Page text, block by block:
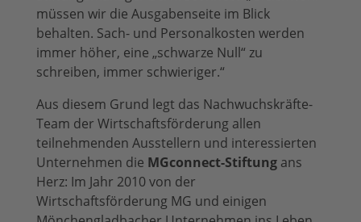
müssen wir die Ausgabenseite im Blick
behalten. Sach- und Personalkosten werden
immer höher, eine „schwarze Null“ zu
schreiben, immer schwieriger.“
Aus diesem Grund legt das Nachwuchskräfte-
Team der Wirtschaftsförderung allen
teilnehmenden Ausstellern und interessierten
Unternehmen die MGconnect-Stiftungans
Herz: Im Jahr 2010 von der
Wirtschaftsförderung MG und einigen